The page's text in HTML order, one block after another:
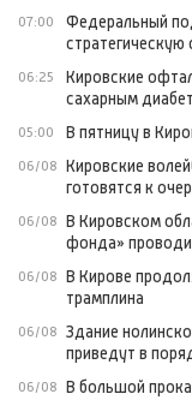
07:00
Федеральный
стратегическую
06:25
Кировские
сахарным
05:00 В пятницу в
06/08 Кировские
готовятся к
06/08 В Кировском
фонда»
06/08 В Кирове
трамплина
06/08 Здание
приведут в
06/08 В большой